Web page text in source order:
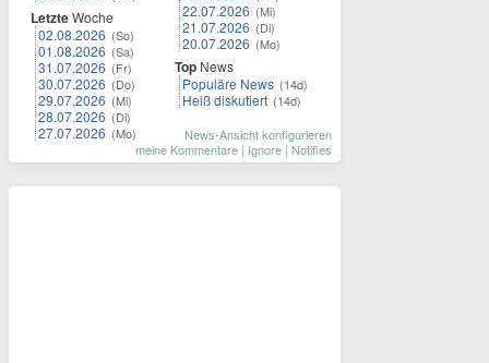
LetzteWoche
02.08.2026 (So)
01.08.2026 (Sa)
31.07.2026 (Fr)
30.07.2026 (Do)
29.07.2026 (Mi)
28.07.2026 (Di)
27.07.2026 (Mo)
22.07.2026 (Mi)
21.07.2026 (Di)
20.07.2026 (Mo)
Top News
Populäre News (14d)
Heiß diskutiert (14d)
News-Ansicht konfigurieren
meine Kommentare | Ignore | Notifies